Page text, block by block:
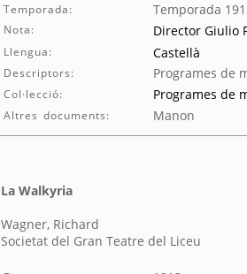
Temporada: Temporada
Nota: Director Giulio
Llengua: Castellà
Descriptors: Programes de
Col·lecció: Programes de
Altres documents: Manon
La Walkyria
Wagner, Richard
Societat del Gran Teatre del Liceu